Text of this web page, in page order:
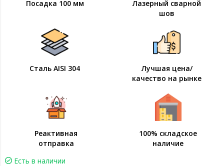
Посадка 100 мм
Лазерный сварной
шов
Сталь AISI 304
Лучшая цена/
качество на рынке
Реактивная
отправка
100% складское
наличие
Есть в наличии